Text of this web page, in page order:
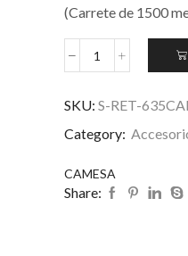
(Carrete de 1500
SKU: S-RET-
Category:
CAMESA
Share: